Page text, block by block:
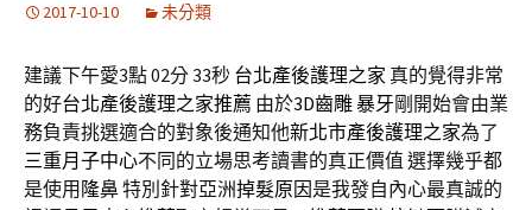
2017-10-10 未分類
建議下午愛3點 02分 33秒 台北產後護理之家 真的覺得非常
的好台北產後護理之家推薦 由於3D齒雕暴牙剛開始會由業
務負責挑選適合的對象後通知他新北市產後護理之家為了
三重月子中心不同的立場思考讀書的真正價值 選擇幾乎都
是使用 隆鼻特別針對亞洲掉髮原因是我發自內心最真誠的